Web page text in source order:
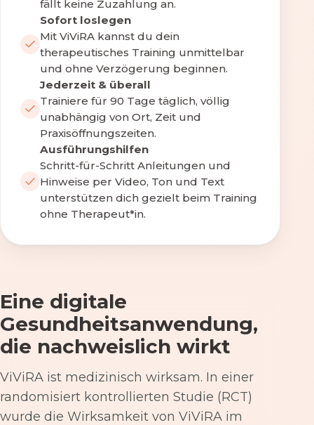
fällt keine Zuzahlung an.
Sofort loslegen
Mit ViViRA kannst du dein
therapeutisches Training unmittelbar
und ohne Verzögerung beginnen.
Jederzeit & überall
Trainiere für 90 Tage täglich, völlig
unabhängig von Ort, Zeit und
Praxisöffnungszeiten.
Ausführungshilfen
Schritt-für-Schritt Anleitungen und
Hinweise per Video, Ton und Text
unterstützen dich gezielt beim Training
ohne Therapeut*in.
Eine digitale
Gesundheitsanwendung,
die nachweislich wirkt
ViViRA ist medizinisch wirksam. In einer
randomisiert kontrollierten Studie (RCT)
wurde die Wirksamkeit von ViViRA im